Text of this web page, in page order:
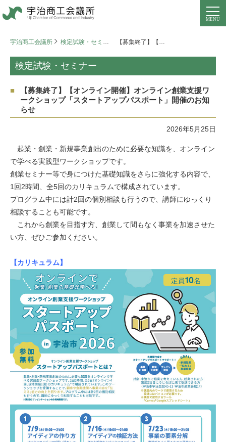
宇治商工会議所 検定試験・セミナー 【募集終了】【オンライン開催】オンライン創業支援ワークショップ「スタートアップパスポート」開催のお知らせ
検定試験・セミナー
【募集終了】【オンライン開催】オンライン創業支援ワ
ークショップ「スタートアップパスポート」開催のお知
らせ
2026年5月25日
起業・創業・新規事業創出のために必要な知識を、オンライン
で学べる実践型ワークショップです。
創業セミナー等で身につけた基礎知識をさらに強化する内容で、
1回2時間、全5回のカリキュラムで構成されています。
プログラム中には計2回の個別相談も行うので、講師にゆっくり
相談することも可能です。
これから創業を目指す方、創業して間もなく事業を加速させた
い方、ぜひご参加ください。
【カリキュラム】